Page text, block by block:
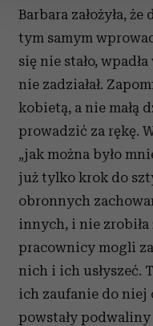
Wykorzystujemy pliki
i reklam, aby oferować
analizować ruch w
korzystasz z naszej
społecznościowym,
Partnerzy mogą
otrzymanymi od Ciebie
korzystania z ich usług.
Barbara założyła,
tym samym
się nie stało,
nie zadziałał.
kobietą, a nie małą
prowadzić za rękę.
„jak można było
już tylko krok do
obronnych
innych, i nie
pracownicy mogli
nich i ich usłyszeć.
ich zaufanie do niej
powstały